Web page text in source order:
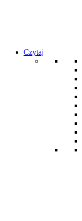
Czytaj